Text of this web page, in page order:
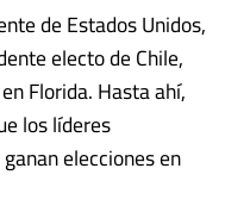
de Estados Unidos,
electo de Chile,
Florida. Hasta ahí,
los líderes
elecciones en